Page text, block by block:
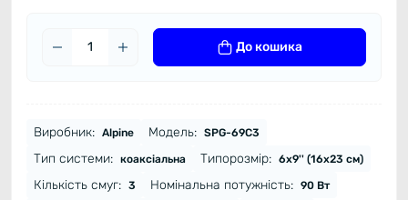
До кошика
Виробник: Alpine Модель: SPG-69C3
Тип системи: коаксіальна Типорозмір: 6х9'' (16х23 см)
Кількість смуг: 3 Номінальна потужність: 90 Вт